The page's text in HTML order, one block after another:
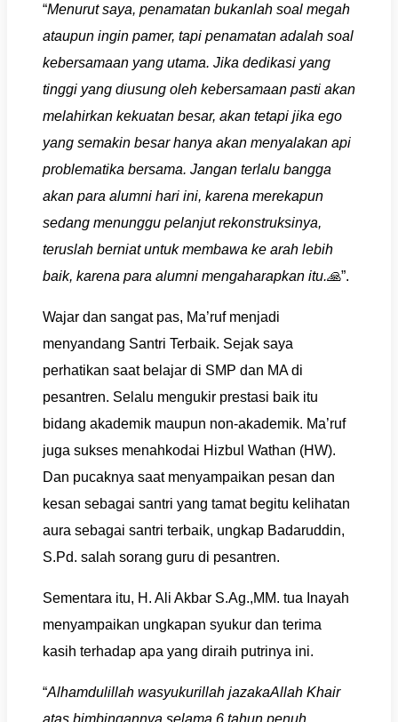
“Menurut saya, penamatan bukanlah soal megah
ataupun ingin pamer, tapi penamatan adalah soal
kebersamaan yang utama. Jika dedikasi yang
tinggi yang diusung oleh kebersamaan pasti akan
melahirkan kekuatan besar, akan tetapi jika ego
yang semakin besar hanya akan menyalakan api
problematika bersama. Jangan terlalu bangga
akan para alumni hari ini, karena merekapun
sedang menunggu pelanjut rekonstruksinya,
teruslah berniat untuk membawa ke arah lebih
baik, karena para alumni mengaharapkan itu.🙏”.
Wajar dan sangat pas, Ma’ruf menjadi
menyandang Santri Terbaik. Sejak saya
perhatikan saat belajar di SMP dan MA di
pesantren. Selalu mengukir prestasi baik itu
bidang akademik maupun non-akademik. Ma’ruf
juga sukses menahkodai Hizbul Wathan (HW).
Dan pucaknya saat menyampaikan pesan dan
kesan sebagai santri yang tamat begitu kelihatan
aura sebagai santri terbaik, ungkap Badaruddin,
S.Pd. salah sorang guru di pesantren.
Sementara itu, H. Ali Akbar S.Ag.,MM. tua Inayah
menyampaikan ungkapan syukur dan terima
kasih terhadap apa yang diraih putrinya ini.
“Alhamdulillah wasyukurillah jazakaAllah Khair
atas bimbingannya selama 6 tahun penuh